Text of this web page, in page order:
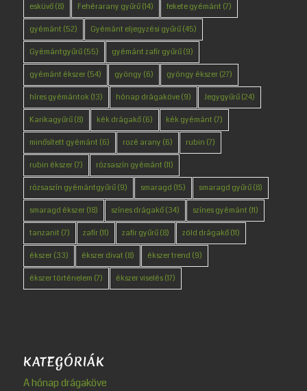
esküvő(8) Fehérarany gyűrű(14) fekete gyémánt (7)
gyémánt (52) Gyémánt eljegyzési gyűrű(45)
Gyémántgyűrű(55) gyémánt zafír gyűrű(9)
gyémánt ékszer(54) gyöngy (6) gyöngy ékszer(27)
híres gyémántok(13) hónap drágaköve(9) Jegygyűrű(24)
Karikagyűrű(8) kék drágakő(6) kék gyémánt (7)
minősített gyémánt (6) rozé arany (6) rubin (7)
rubin ékszer(7) rózsaszín gyémánt (11)
rózsaszín gyémántgyűrű(9) smaragd (15) smaragd gyűrű(8)
smaragd ékszer(18) színes drágakő(34) színes gyémánt (11)
tanzanit (7) zafír(11) zafír gyűrű(8) zöld drágakő(11)
ékszer(33) ékszer divat (8) ékszer trend (9)
ékszer történelem (7) ékszer viselés(17)
KATEGÓRIÁK
A hónap drágaköve